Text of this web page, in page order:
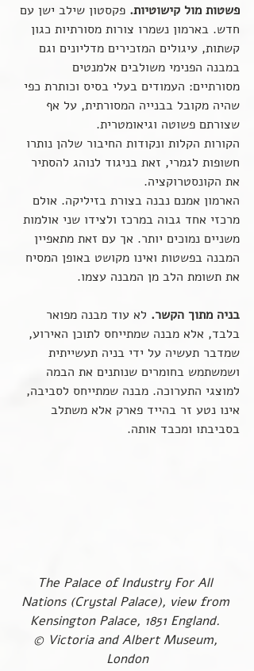
פשטות מול קישוטיות. פקסטון שילב ישן עם
חדש. בארמון נשמרו צורות מסורתיות כגון
קשתות, עיגולים המזכירים מדליונים וגם
במבנה הפנימי משולבים אלמנטים
מסורתיים: העמודים בעלי בסיס וכותרת כפי
שהיה מקובל בבנייה המסורתית, על אף
שצורתם פשוטה וגיאומטרית.
הקורות הקלות ונקודות החיבור שלהן נותרו
חשופות לגמרי, זאת בניגוד לנוהג להסתיר
את הקונסטרוקציה.
הארמון אמנם נבנה בצורת בזיליקה. אולם
מרכזי אחד גבוה במרכז ולצידו שני אולמות
משניים נמוכים יותר. אך עם זאת מתאפיין
המבנה בפשטות ואינו מקושט באופן המסיח
את תשומת הלב מן המבנה עצמו.
בניה מתוך הקשר. לא עוד מבנה מפואר
בלבד, אלא מבנה שמתייחס לתוכן האירוע,
שמדבר תעשיה על ידי בניה תעשייתית
ושמשתמש בחומרים שנותנים את הבמה
למוצגי התערוכה. מבנה שמתייחס לסביבה,
אינו נטע זר בהייד פארק אלא משתלב
בסביבתו ומכבד אותה.
The Palace of Industry For All
Nations (Crystal Palace), view from
Kensington Palace, 1851 England.
© Victoria and Albert Museum,
London